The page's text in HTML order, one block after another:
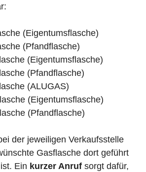
(Eigentumsflasche)
(Pfandflasche)
(Eigentumsflasche)
(Pfandflasche)
(ALUGAS)
(Eigentumsflasche)
(Pfandflasche)
der jeweiligen Verkaufsstelle
Gasflasche dort geführt
Ein kurzer Anruf sorgt dafür,